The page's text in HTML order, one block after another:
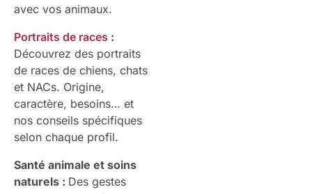
avec vos animaux.
Portraits de races :
Découvrez des portraits
de races de chiens, chats
et NACs. Origine,
caractère, besoins… et
nos conseils spécifiques
selon chaque profil.
Santé animale et soins
naturels : Des gestes